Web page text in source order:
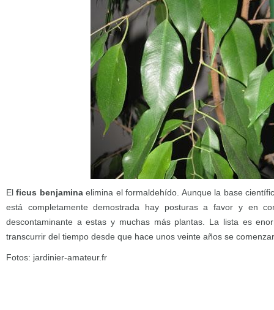
Elficus benjamina elimina el formaldehído. Aunque la base
está completamente demostrada hay posturas a favor y en
descontaminante a estas y muchas más plantas. La lista es
transcurrir del tiempo desde que hace unos veinte años se
Fotos: jardinier-amateur.fr